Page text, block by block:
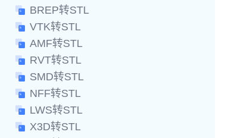
BREP转STL
VTK转STL
AMF转STL
RVT转STL
SMD转STL
NFF转STL
LWS转STL
X3D转STL